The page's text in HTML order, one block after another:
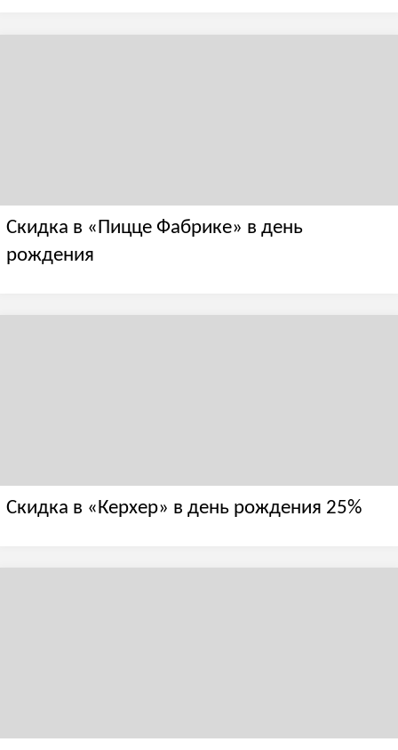
Скидка в «Пицце Фабрике» в день
рождения
Скидка в «Керхер» в день рождения 25%